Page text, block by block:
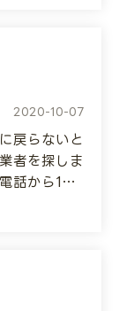
for my
key
but
They
it's
2020-10-07
戻らないと
者を探しま
話から10
錠できまし
また宜しく